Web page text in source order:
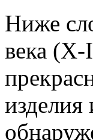
Ниже
века (Х-
изделия